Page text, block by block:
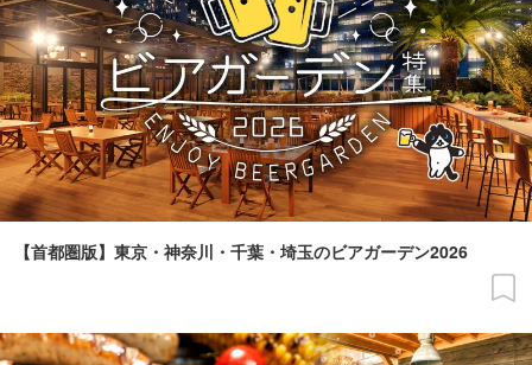
【首都圏版】東京・神奈川・千葉・埼玉のビアガーデン2026